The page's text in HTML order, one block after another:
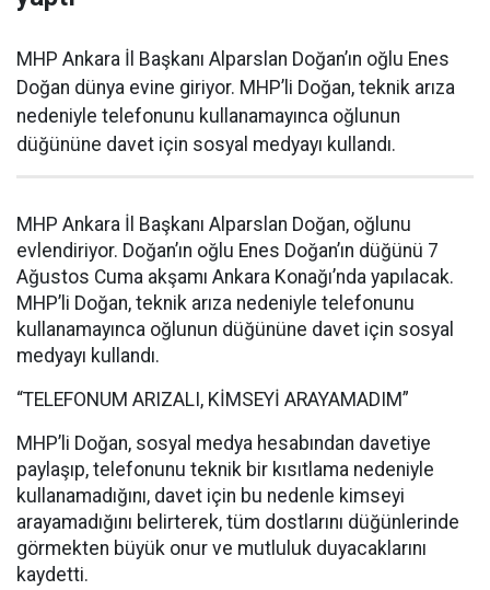
MHP Ankara İl Başkanı Alparslan Doğan’ın oğlu Enes
Doğan dünya evine giriyor. MHP’li Doğan, teknik arıza
nedeniyle telefonunu kullanamayınca oğlunun
düğününe davet için sosyal medyayı kullandı.
MHP Ankara İl Başkanı Alparslan Doğan, oğlunu
evlendiriyor. Doğan’ın oğlu Enes Doğan’ın düğünü 7
Ağustos Cuma akşamı Ankara Konağı’nda yapılacak.
MHP’li Doğan, teknik arıza nedeniyle telefonunu
kullanamayınca oğlunun düğününe davet için sosyal
medyayı kullandı.
“TELEFONUM ARIZALI, KİMSEYİ ARAYAMADIM”
MHP’li Doğan, sosyal medya hesabından davetiye
paylaşıp, telefonunu teknik bir kısıtlama nedeniyle
kullanamadığını, davet için bu nedenle kimseyi
arayamadığını belirterek, tüm dostlarını düğünlerinde
görmekten büyük onur ve mutluluk duyacaklarını
kaydetti.